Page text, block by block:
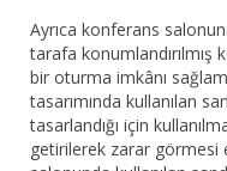
Ayrıca konferans
tarafa konumlandırılmış
bir oturma imkânı
tasarımında kullanılan
tasarlandığı için
getirilerek zarar görmesi